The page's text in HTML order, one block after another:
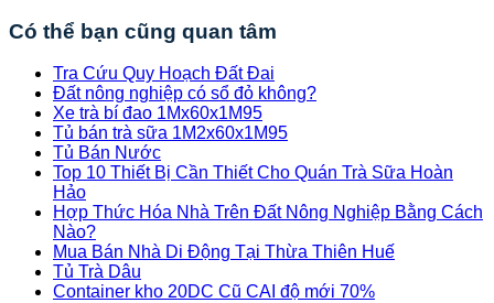
Có thể bạn cũng quan tâm
Tra Cứu Quy Hoạch Đất Đai
Đất nông nghiệp có sổ đỏ không?
Xe trà bí đao 1Mx60x1M95
Tủ bán trà sữa 1M2x60x1M95
Tủ Bán Nước
Top 10 Thiết Bị Cần Thiết Cho Quán Trà Sữa Hoàn
Hảo
Hợp Thức Hóa Nhà Trên Đất Nông Nghiệp Bằng Cách
Nào?
Mua Bán Nhà Di Động Tại Thừa Thiên Huế
Tủ Trà Dâu
Container kho 20DC Cũ CAI độ mới 70%